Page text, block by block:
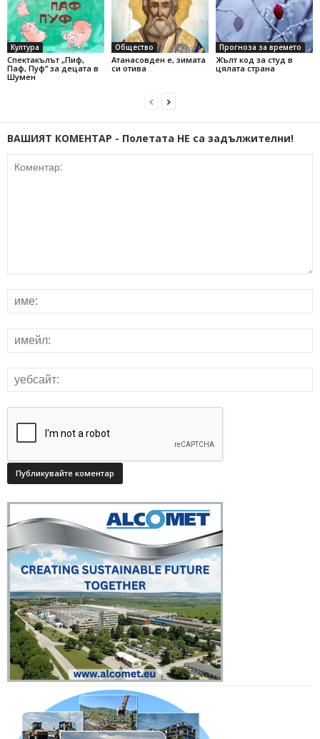
Култура
Спектакълът „Пиф,
Паф, Пуф“ за децата в
Шумен
Общество
Атанасовден е, зимата
си отива
Прогноза за времето
Жълт код за студ в
цялата страна
ВАШИЯТ КОМЕНТАР - Полетата НЕ са задължителни!